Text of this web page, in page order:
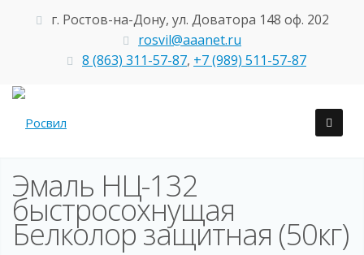
г. Ростов-на-Дону, ул. Доватора 148 оф. 202
rosvil@aaanet.ru
8 (863) 311-57-87, +7 (989) 511-57-87
Эмаль НЦ-132
быстросохнущая
Белколор защитная (50кг)